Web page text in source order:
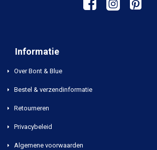
Informatie
Over Bont & Blue
Bestel & verzendinformatie
Retourneren
Privacybeleid
Algemene voorwaarden